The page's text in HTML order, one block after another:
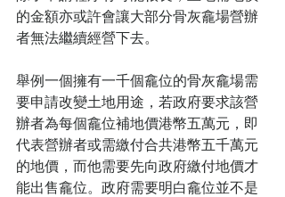
的金額亦或許會讓大部分骨灰龕場營辦
者無法繼續經營下去。
舉例一個擁有一千個龕位的骨灰龕場需
要申請改變土地用途，若政府要求該營
辦者為每個龕位補地價港幣五萬元，即
代表營辦者或需繳付合共港幣五千萬元
的地價，而他需要先向政府繳付地價才
能出售龕位。政府需要明白龕位並不是